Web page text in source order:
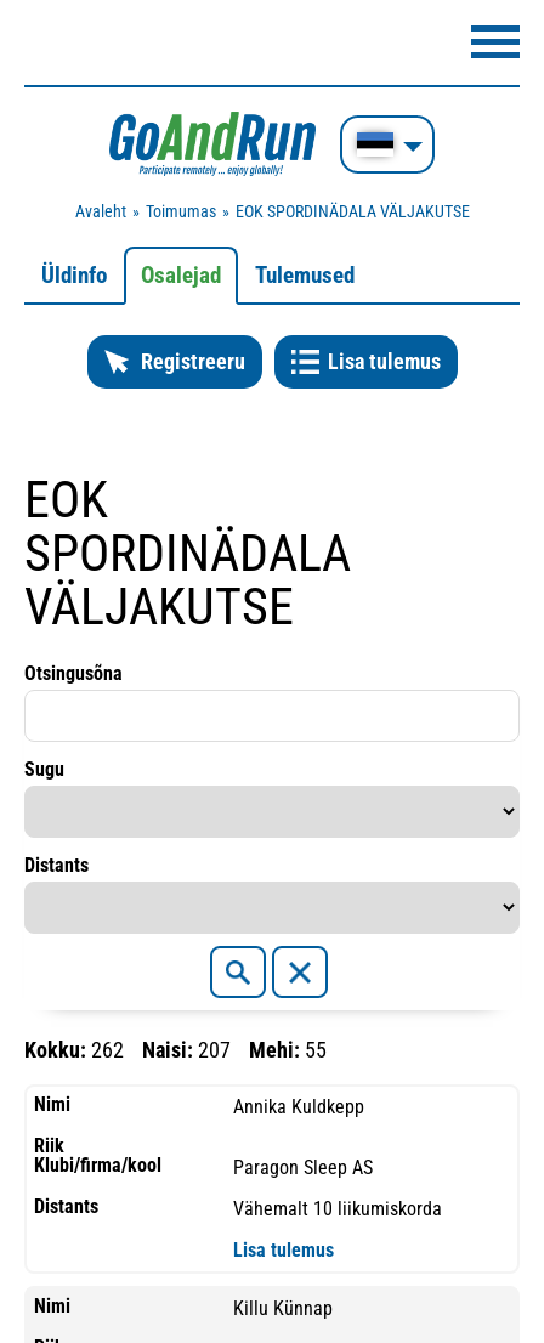
Avaleht Toimumas EOK SPORDINÄDALA VÄLJAKUTSE
Üldinfo Osalejad Tulemused
Registreeru Lisa tulemus
EOK
SPORDINÄDALA
VÄLJAKUTSE
Otsingusõna
Sugu
Distants
Kokku: 262 Naisi: 207 Mehi: 55
Annika Kuldkepp
Paragon Sleep AS
Vähemalt 10 liikumiskorda
Lisa tulemus
Killu Künnap